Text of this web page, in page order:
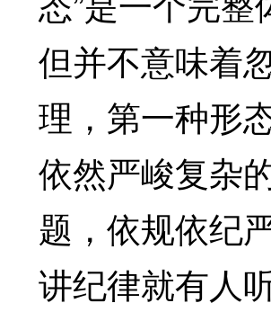
但并不意味着
理，第一种形
依然严峻复杂
题，依规依纪
讲纪律就有人